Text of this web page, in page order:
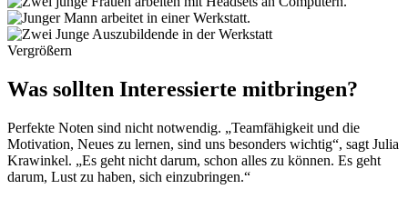
Vergrößern
Was sollten Interessierte mitbringen?
Perfekte Noten sind nicht notwendig. „Teamfähigkeit und die
Motivation, Neues zu lernen, sind uns besonders wichtig“, sagt Julia
Krawinkel. „Es geht nicht darum, schon alles zu können. Es geht
darum, Lust zu haben, sich einzubringen.“